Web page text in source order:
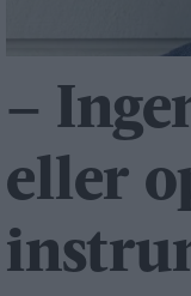
–
eller